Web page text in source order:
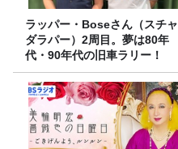
ラッパー・Boseさん（スチャ
ダラパー）2周目。夢は80年
代・90年代の旧車ラリー！